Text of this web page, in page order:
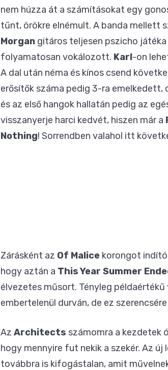
nem húzza át a számításokat egy
tűnt, örökre elnémult. A banda mellett
Morgan gitáros teljesen pszicho
folyamatosan vokálozott. Karl-on
A dal után néma és kínos csend
erősítők száma pedig 3-ra emelkedett,
és az első hangok hallatán pedig az
visszanyerje harci kedvét, hiszen már a
Nothing! Sorrendben valahol itt
Zárásként az Of Malice korongot
hogy aztán a This Year Summer
élvezetes műsort. Tényleg példaértékű
embertelenül durván, de ez
Az Architects számomra a kezdetek
hogy mennyire fut nekik a szekér. Az
továbbra is kifogástalan, amit